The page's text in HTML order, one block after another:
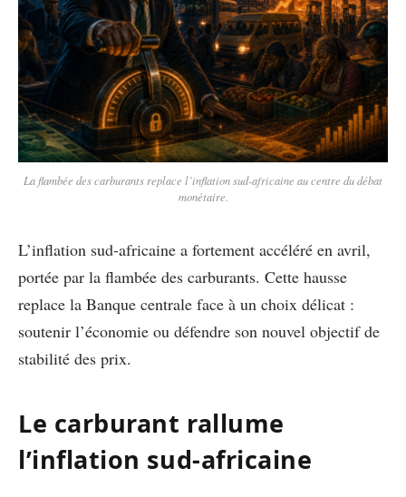
La flambée des carburants replace l’inflation sud-africaine au centre du débat
monétaire.
L’inflation sud-africaine a fortement accéléré en avril,
portée par la flambée des carburants. Cette hausse
replace la Banque centrale face à un choix délicat :
soutenir l’économie ou défendre son nouvel objectif de
stabilité des prix.
Le carburant rallume
l’inflation sud-africaine